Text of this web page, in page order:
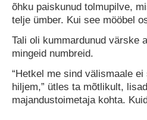
õhku paiskunud tolmupilve,
telje ümber. Kui see mööbel
Tali oli kummardunud värske
mingeid numbreid.
“Hetkel me sind välismaale
hiljem,” ütles ta mõtlikult,
majandustoimetaja kohta.